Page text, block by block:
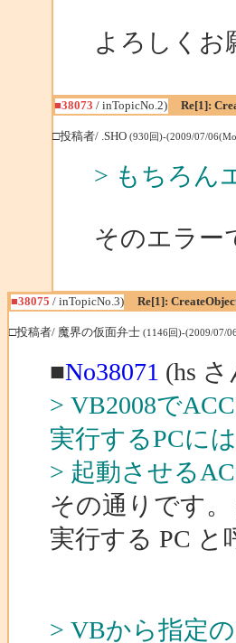
よろしくお
■38073 / inTopicNo.2) Re[1]:
□投稿者/ .SHO(930回)-(2009/07/
> もちろん
そのエラー
■38075 / inTopicNo.3) Re[1]:
□投稿者/ 魔界の仮面弁士 (1146回)-(2009/07/
■No38071 (hs
> VB2008で
実行するPCには
> 起動させる
その通りです。
実行する PC
> VBから指定